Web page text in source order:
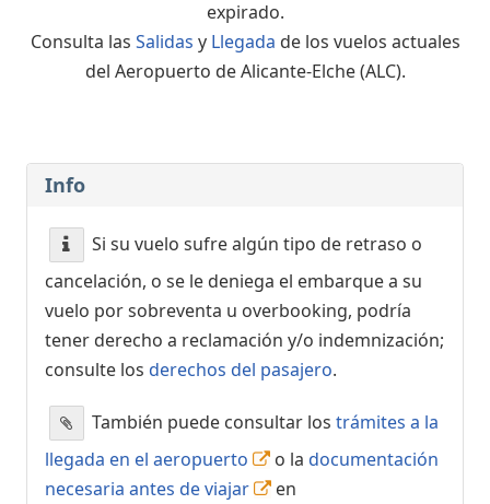
expirado.
Consulta las Salidas y Llegada de los vuelos actuales
del Aeropuerto de Alicante-Elche (ALC).
Info
Si su vuelo sufre algún tipo de retraso o
cancelación, o se le deniega el embarque a su
vuelo por sobreventa u overbooking, podría
tener derecho a reclamación y/o indemnización;
consulte los derechos del pasajero.
También puede consultar los trámites a la
llegada en el aeropuerto
o la documentación
necesaria antes de viajar
en